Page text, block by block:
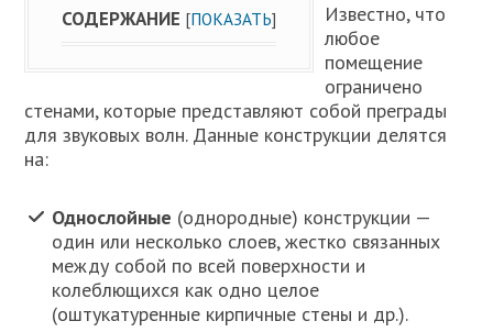
СОДЕРЖАНИЕ [ПОКАЗАТЬ]
Известно, что
любое
помещение
ограничено
стенами, которые представляют собой преграды
для звуковых волн. Данные конструкции делятся
на:
Однослойные (однородные) конструкции —
один или несколько слоев, жестко связанных
между собой по всей поверхности и
колеблющихся как одно целое
(оштукатуренные кирпичные стены и др.).